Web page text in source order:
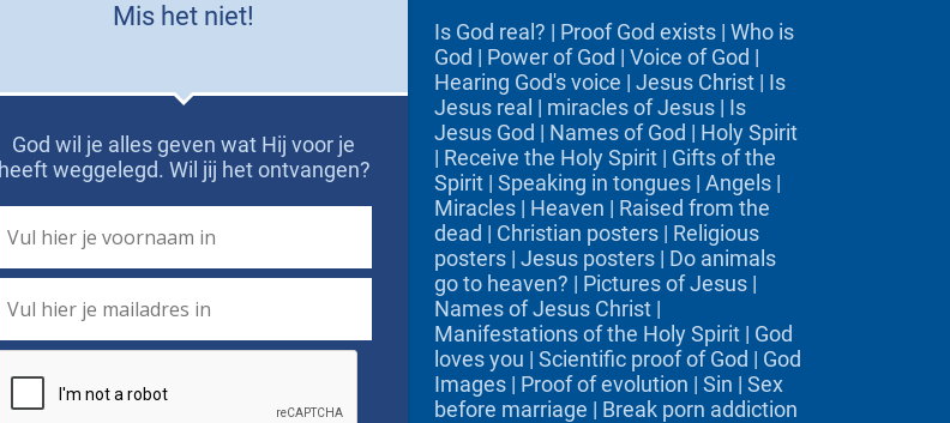
Mis het niet!
God wil je alles geven wat Hij voor je
heeft weggelegd. Wil jij het ontvangen?
Name *
Is God real? | Proof God exists | Who is
God | Power of God | Voice of God |
Hearing God's voice | Jesus Christ | Is
Jesus real | miracles of Jesus | Is
Jesus God | Names of God | Holy Spirit
| Receive the Holy Spirit | Gifts of the
Spirit | Speaking in tongues | Angels |
Miracles | Heaven | Raised from the
dead | Christian posters | Religious
posters | Jesus posters | Do animals
go to heaven? | Pictures of Jesus |
Names of Jesus Christ |
Manifestations of the Holy Spirit | God
loves you | Scientific proof of God | God
Images | Proof of evolution | Sin | Sex
before marriage | Break porn addiction